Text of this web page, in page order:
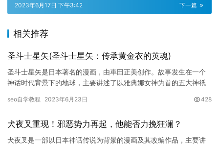
下一篇
2023年6月17日 下午3:42
相关推荐
圣斗士星矢(圣斗士星矢：传承黄金衣的英魂)
圣斗士星矢是日本著名的漫画，由車田正美创作。故事发生在一个
神话时代背景下的地球，主要讲述了以雅典娜女神为首的五大神祇
的圣斗…
seo自学教程 2023年6月23日 428
犬夜叉重现！邪恶势力再起，他能否力挽狂澜？
犬夜叉是一部以日本神话传说为背景的漫画及其改编作品，主要讲